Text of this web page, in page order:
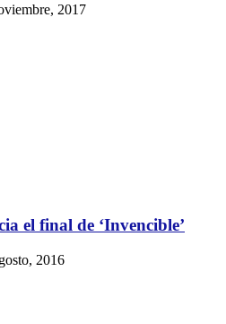
2017
el final de ‘Invencible’
2016